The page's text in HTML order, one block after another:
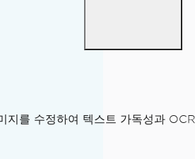
를 수정하여 텍스트 가독성과